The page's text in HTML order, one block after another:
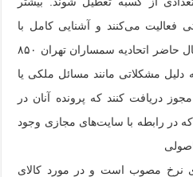
می‌کنند و آشنایی کامل با
کسب‌وکارهای نوین ندارند. در حال حاضر اتحادیه سمساران تهران ۸۵۰
و ۲۵۰ عضو به دلیل مشکلاتی مانند مسائل ملکی یا
دریافت کنند که پرونده آنان در
در رابطه با سایت‌های مجازی وجود
نرخ مصوب است و در مورد کالای